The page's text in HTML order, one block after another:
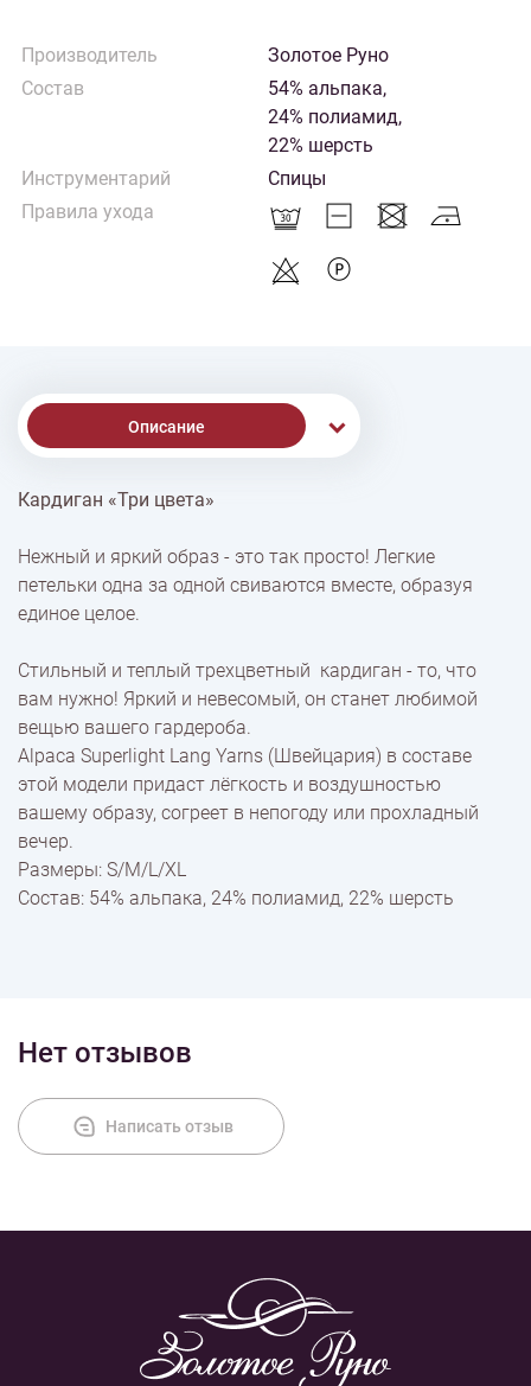
Производитель
Золотое Руно
Состав
54% альпака,
24% полиамид,
22% шерсть
Инструментарий
Спицы
Правила ухода
Описание
% Скидки
Доставка
Оплата
Кардиган «Три цвета»
Нежный и яркий образ - это так просто! Легкие
петельки одна за одной свиваются вместе, образуя
единое целое.
Стильный и теплый трехцветный кардиган - то, что
вам нужно! Яркий и невесомый, он станет любимой
вещью вашего гардероба.
Alpaca Superlight Lang Yarns (Швейцария) в составе
этой модели придаст лёгкость и воздушностью
вашему образу, согреет в непогоду или прохладный
вечер.
Размеры: S/М/L/XL
Состав: 54% альпака, 24% полиамид, 22% шерсть
Нет отзывов
Написать отзыв